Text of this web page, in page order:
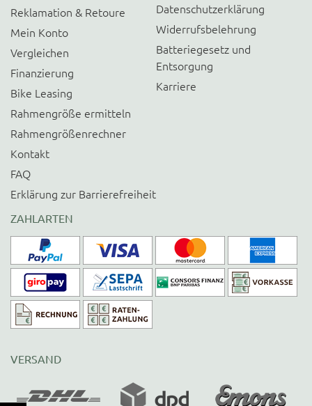
Reklamation & Retoure
Mein Konto
Vergleichen
Finanzierung
Bike Leasing
Rahmengröße ermitteln
Rahmengrößenrechner
Kontakt
FAQ
Erklärung zur Barrierefreiheit
Datenschutzerklärung
Widerrufsbelehrung
Batteriegesetz und
Entsorgung
Karriere
ZAHLARTEN
VERSAND